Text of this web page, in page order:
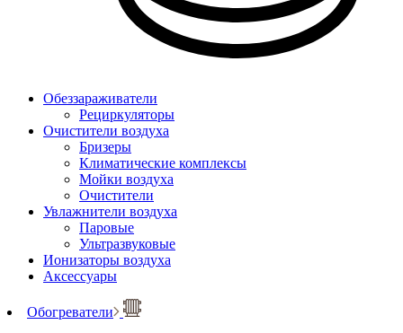
Обеззараживатели
Рециркуляторы
Очистители воздуха
Бризеры
Климатические комплексы
Мойки воздуха
Очистители
Увлажнители воздуха
Паровые
Ультразвуковые
Ионизаторы воздуха
Аксессуары
Обогреватели